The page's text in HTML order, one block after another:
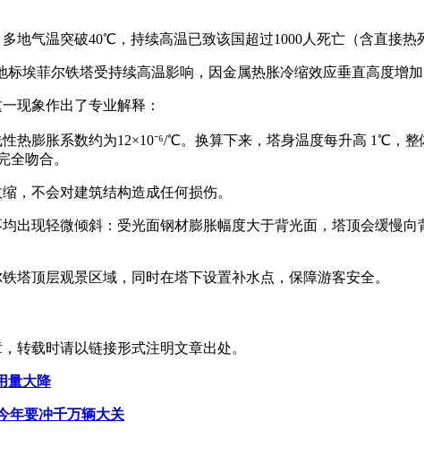
地气温突破40℃，持续高温已致该国超过1000人死亡（含直接热
埃菲尔铁塔受持续高温影响，因金属热胀冷缩效应垂直高度增加
现象作出了专业解释：
热膨胀系数约为12×10⁻⁶/℃。换算下来，塔身温度每升高 1℃，
全吻合。
，不会对建筑结构造成任何损伤。
出现轻微倾斜：受光面钢材膨胀幅度大于背光面，塔顶会缓慢
塔顶层观景区域，同时在塔下设置补水点，保障游客安全。
转载时请以链接形式注明文章出处。
量大降
年要冲千万辆大关